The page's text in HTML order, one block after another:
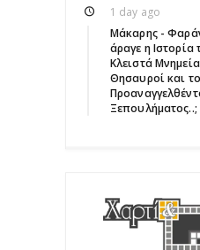
1 day ago
Μάκαρης -
άραγε η Ιστορία
Κλειστά
Θησαυροί και
Ξεπουλήματος..;΄΄